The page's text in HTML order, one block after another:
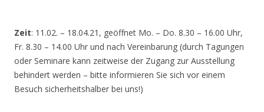
Zeit: 11.02. – 18.04.21, geöffnet Mo. – Do. 8.30 – 16.00 Uhr,
Fr. 8.30 – 14.00 Uhr und nach Vereinbarung (durch Tagungen
oder Seminare kann zeitweise der Zugang zur Ausstellung
behindert werden – bitte informieren Sie sich vor einem
Besuch sicherheitshalber bei uns!)